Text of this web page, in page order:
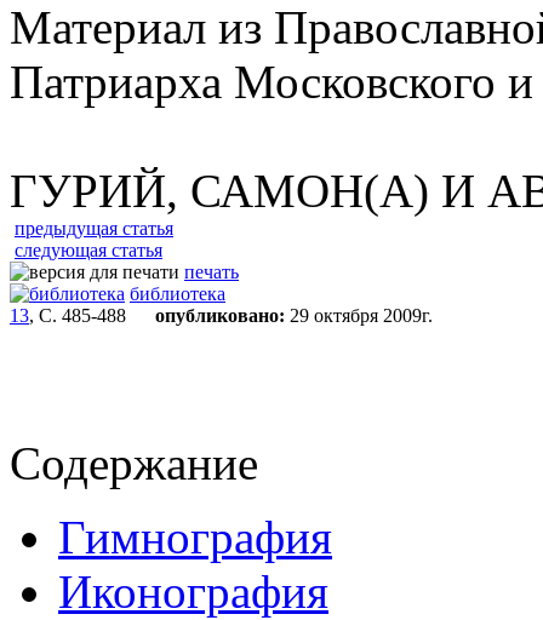
Материал из
Патриарха Московского
ГУРИЙ, САМОН(А) И
предыдущая статья
следующая статья
печать
библиотека
13, С. 485-488 опубликовано: 29 октября 2009г.
Содержание
Гимнография
Иконография